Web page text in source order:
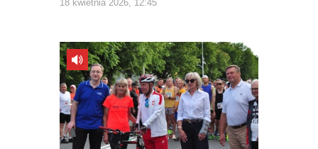
18 kwietnia 2026, 12:45